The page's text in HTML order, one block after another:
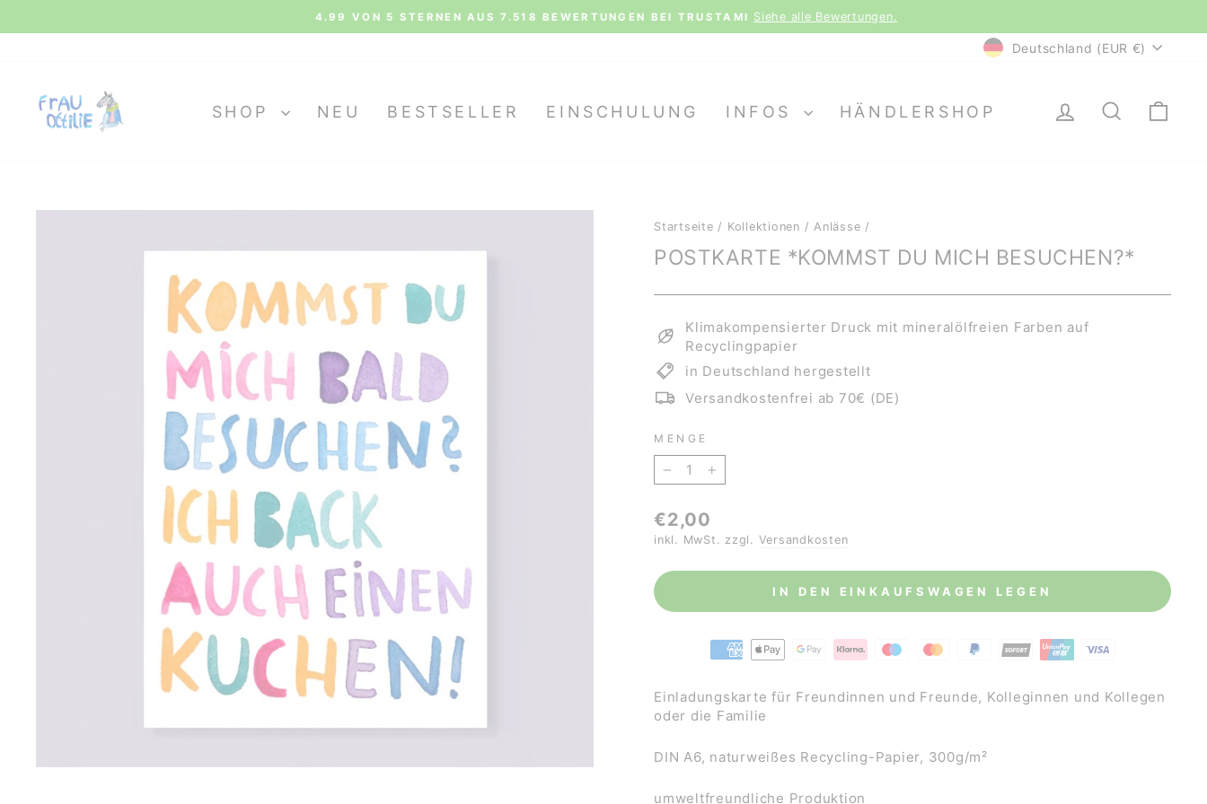
Pause
4.99 VON 5 STERNEN AUS 7.518 BEWERTUNGEN BEI TRUSTAMI Siehe alle Bewertungen.
WÄHRUNG
Deutschland (EUR €)
SHOP NEU BESTSELLER EINSCHULUNG INFOS HÄNDLERSHOP EINLOGGEN
SUCHE
Startseite / Kollektionen / Anlässe /
POSTKARTE *KOMMST DU MICH BESUCHEN?*
Klimakompensierter Druck mit mineralölfreien Farben auf
Recyclingpapier
in Deutschland hergestellt
Versandkostenfrei ab 70€ (DE)
MENGE
− +
Normaler
Preis
€2,00
inkl. MwSt. zzgl. Versandkosten
IN DEN EINKAUFSWAGEN LEGEN
Einladungskarte für Freundinnen und Freunde, Kolleginnen und Kollegen
oder die Familie
DIN A6, naturweißes Recycling-Papier, 300g/m²
umweltfreundliche Produktion